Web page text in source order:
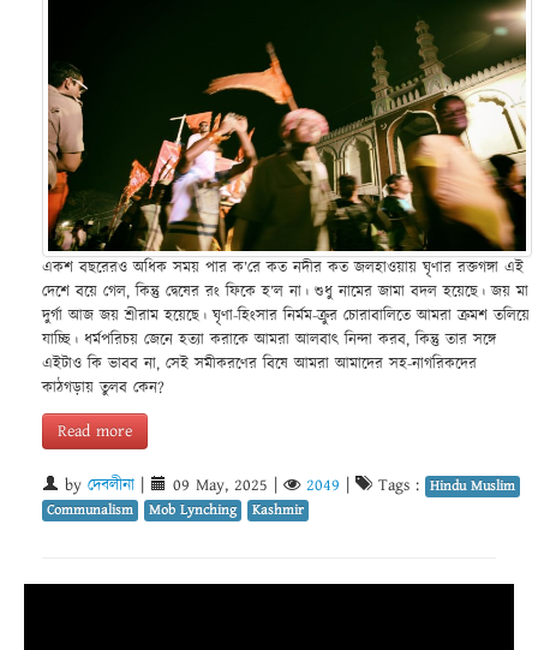
একশ বছরেরও অধিক সময় পার ক’রে কত নদীর কত জলহাওয়ায় ঘৃণার রক্তগঙ্গা এই
দেশে বয়ে গেল, কিন্তু দ্বেষের রং ফিকে হ’ল না। শুধু নামের জামা বদল হয়েছে। জয় মা
দুর্গা আজ জয় শ্রীরাম হয়েছে। ঘৃণা-হিংসার নির্মম-ক্রুর চোরাবালিতে আমরা ক্রমশ তলিয়ে
যাচ্ছি। ধর্মপরিচয় জেনে হত্যা করাকে আমরা আলবাৎ নিন্দা করব, কিন্তু তার সঙ্গে
এইটাও কি ভাবব না, সেই সমীকরণের বিষে আমরা আমাদের সহ-নাগরিকদের
কাঠগড়ায় তুলব কেন?
Read more
by দেবলীনা | 09 May, 2025 | 2049 | Tags : Hindu Muslim
Communalism
Mob Lynching Kashmir